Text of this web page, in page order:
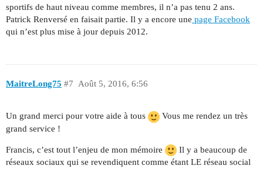
sportifs de haut niveau comme membres, il n’a pas tenu 2 ans.
Patrick Renversé en faisait partie. Il y a encore une page Facebook
qui n’est plus mise à jour depuis 2012.
MaitreLong75 Août 5, 2016, 6:56
#7
Un grand merci pour votre aide à tous
Vous me rendez un très
grand service !
Francis, c’est tout l’enjeu de mon mémoire
Il y a beaucoup de
réseaux sociaux qui se revendiquent comme étant LE réseau social